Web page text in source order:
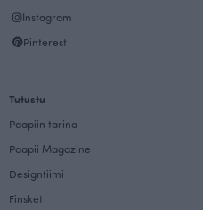
Instagram
Pinterest
Tutustu
Paapiin tarina
Paapii Magazine
Designtiimi
Finsket